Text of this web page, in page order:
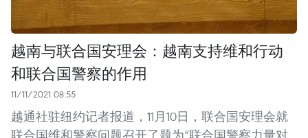
越南与联合国安理会：越南支持维和行动
和联合国警察的作用
11/11/2021 08:55
越通社驻纽约记者报道，11月10日，联合国安理会就